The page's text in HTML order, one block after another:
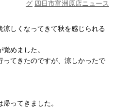
グ 四日市富洲原店ニュース
しくなってきて秋を感じられる
めました。
てきたのですが、涼しかったで
ってきました。